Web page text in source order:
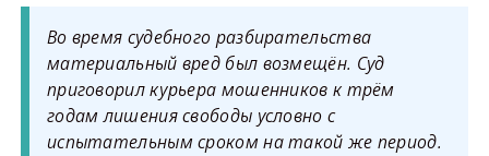
Во время судебного разбирательства
материальный вред был возмещён. Суд
приговорил курьера мошенников к трём
годам лишения свободы условно с
испытательным сроком на такой же период.